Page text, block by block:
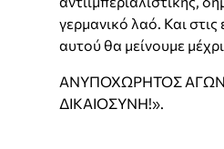
γερμανικό λαό. Και
αυτού θα μείνουμε
ΑΝΥΠΟΧΩΡΗΤΟΣ
ΔΙΚΑΙΟΣΥΝΗ!».